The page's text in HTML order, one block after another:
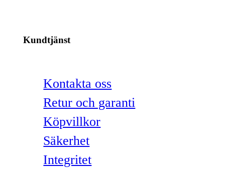
Kundtjänst
Kontakta oss
Retur och garanti
Köpvillkor
Säkerhet
Integritet